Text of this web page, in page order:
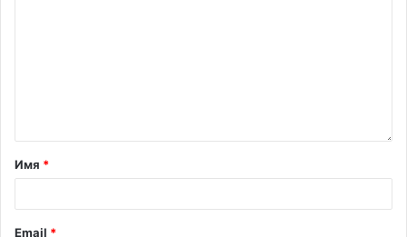
Имя *
Email *